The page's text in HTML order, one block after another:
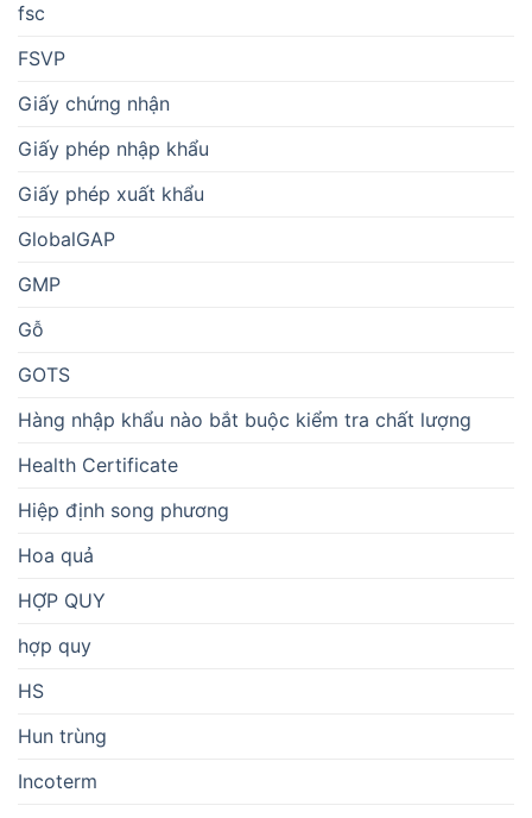
fsc
FSVP
Giấy chứng nhận
Giấy phép nhập khẩu
Giấy phép xuất khẩu
GlobalGAP
GMP
Gỗ
GOTS
Hàng nhập khẩu nào bắt buộc kiểm tra chất lượng
Health Certificate
Hiệp định song phương
Hoa quả
HỢP QUY
hợp quy
HS
Hun trùng
Incoterm